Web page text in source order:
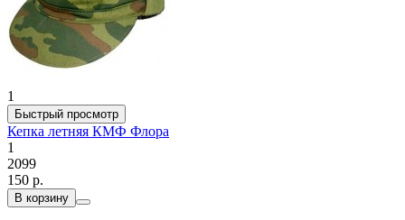
1
Быстрый просмотр
Кепка летняя КМФ Флора
1
2099
150 р.
В корзину